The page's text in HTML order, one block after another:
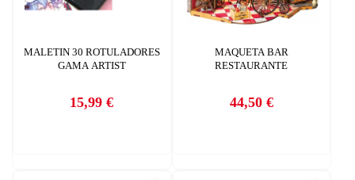
MALETIN 30 ROTULADORES
GAMA ARTIST
Precio
15,99 €
MAQUETA BAR
RESTAURANTE
Precio
44,50 €